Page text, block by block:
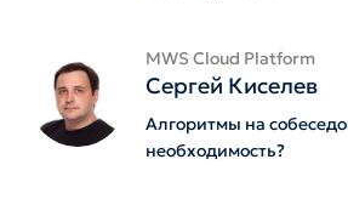
MWS Cloud Platform
Сергей Киселев
Алгоритмы на
необходимость?